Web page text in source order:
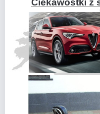
Ciekawostki z